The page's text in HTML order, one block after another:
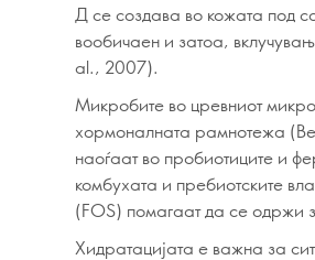
Д се создава во кожата под
вообичаен и затоа,
al., 2007).
Микробите во цревниот
хормоналната рамнотежа
наоѓаат во пробиотиците и
комбухата и пребиотските
(FOS) помагаат да се одржи
Хидратацијата е важна за